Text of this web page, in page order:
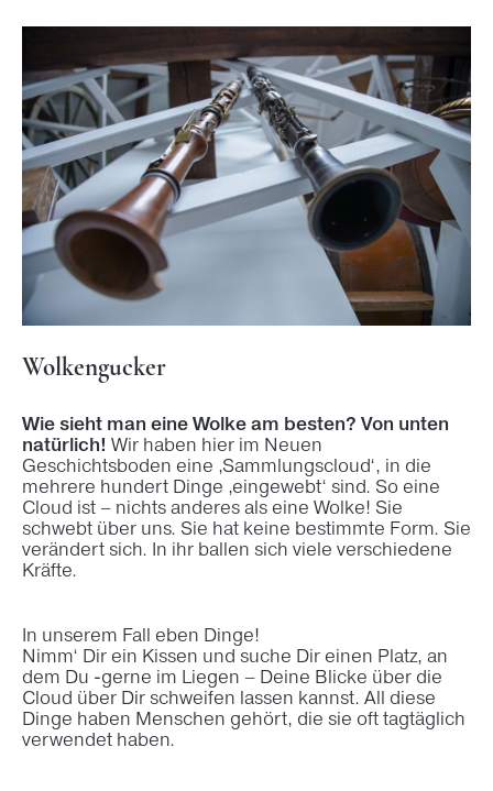
Wolkengucker
Wie sieht man eine Wolke am besten? Von unten
natürlich! Wir haben hier im Neuen
Geschichtsboden eine ‚Sammlungscloud‘, in die
mehrere hundert Dinge ‚eingewebt‘ sind. So eine
Cloud ist – nichts anderes als eine Wolke! Sie
schwebt über uns. Sie hat keine bestimmte Form. Sie
verändert sich. In ihr ballen sich viele verschiedene
Kräfte.
In unserem Fall eben Dinge!
Nimm‘ Dir ein Kissen und suche Dir einen Platz, an
dem Du -gerne im Liegen – Deine Blicke über die
Cloud über Dir schweifen lassen kannst. All diese
Dinge haben Menschen gehört, die sie oft tagtäglich
verwendet haben.